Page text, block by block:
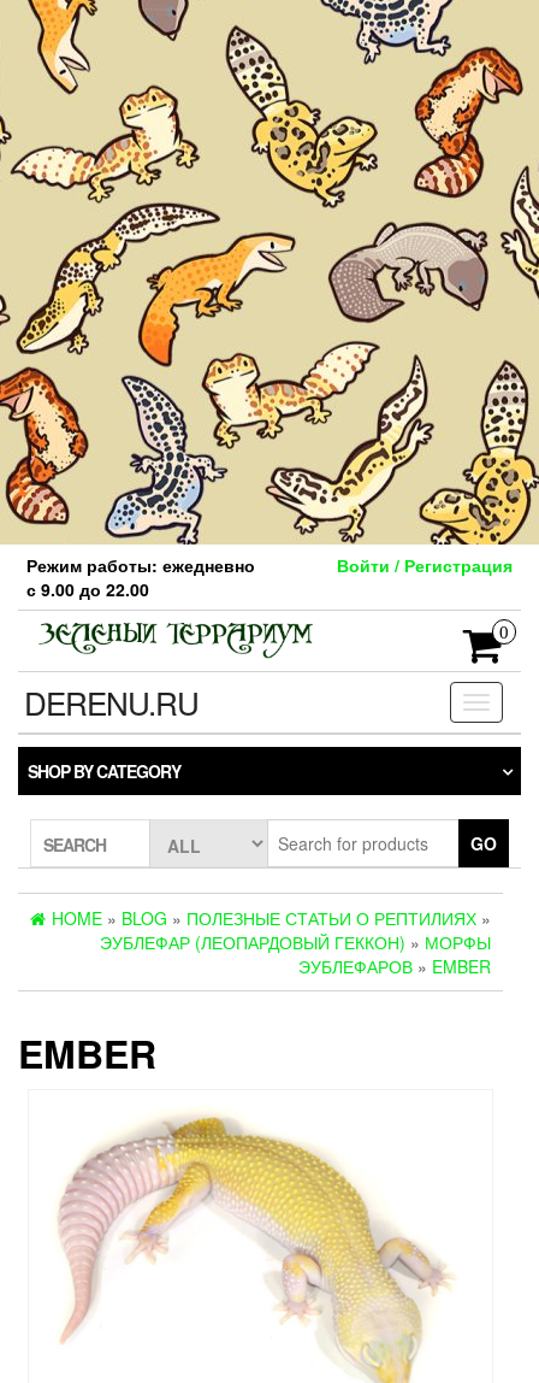
Skip
the
content
Режим работы: ежедневно
с 9.00 до 22.00
Войти / Регистрация
0
Toggle
DERENU.RU
SHOP BY CATEGORY
SEARCH GO
HOME » BLOG » ПОЛЕЗНЫЕ СТАТЬИ О РЕПТИЛИЯХ »
ЭУБЛЕФАР (ЛЕОПАРДОВЫЙ ГЕККОН) » МОРФЫ
ЭУБЛЕФАРОВ » EMBER
EMBER